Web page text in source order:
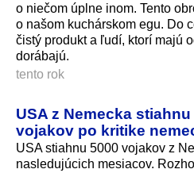
o niečom úplne inom. Tento
o našom kuchárskom egu. Do
čistý produkt a ľudí, ktorí majú
dorábajú.
tento rok
USA z Nemecka
vojakov po kritike
USA stiahnu 5000 vojakov z
nasledujúcich mesiacov.